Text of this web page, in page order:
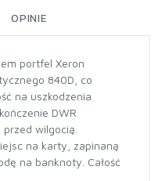
OPINIE
portfel Xeron
840D, co
na uszkodzenia
DWR
wilgocią.
na karty, zapinaną
na banknoty. Całość